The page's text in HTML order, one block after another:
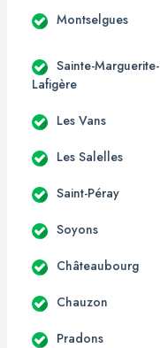
Montselgues
Sainte-Marguerite-
Lafigère
Les Vans
Les Salelles
Saint-Péray
Soyons
Châteaubourg
Chauzon
Pradons